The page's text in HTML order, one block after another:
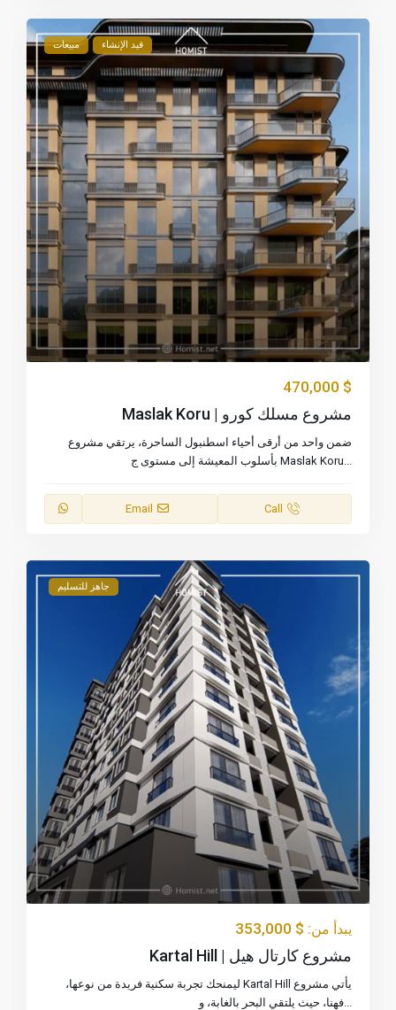
مبيعات قيد الإنشاء
$ 470,000
مشروع مسلك كورو | Maslak Koru
ضمن واحد من أرقى أحياء اسطنبول الساحرة، يرتقي مشروع
Maslak Koru بأسلوب المعيشة إلى مستوى ج
Call
Email
جاهز للتسليم
يبدأ من: $ 353,000
مشروع كارتال هيل | Kartal Hill
يأتي مشروع Kartal Hill ليمنحك تجربة سكنية فريدة من نوعها،
فهنا، حيث يلتقي البحر بالغابة، و...